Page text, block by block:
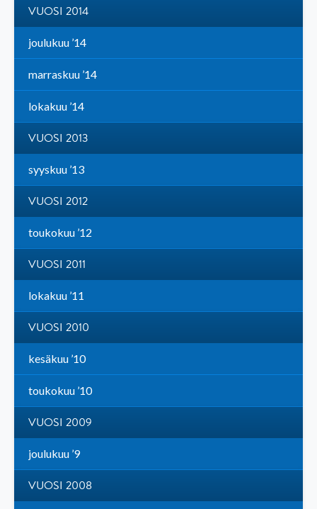
VUOSI 2014
joulukuu ’14
marraskuu ’14
lokakuu ’14
VUOSI 2013
syyskuu ’13
VUOSI 2012
toukokuu ’12
VUOSI 2011
lokakuu ’11
VUOSI 2010
kesäkuu ’10
toukokuu ’10
VUOSI 2009
joulukuu ’9
VUOSI 2008